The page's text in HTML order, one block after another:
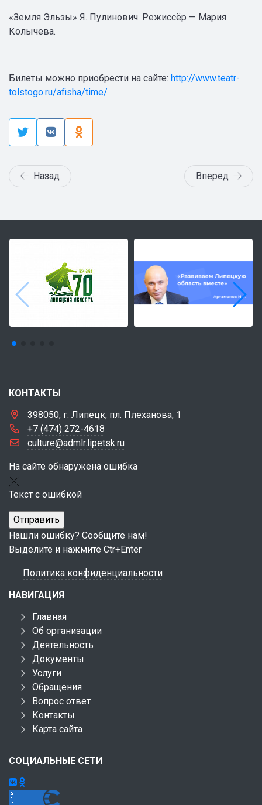
«Земля Эльзы» Я. Пулинович. Режиссёр — Мария
Колычева.
Билеты можно приобрести на сайте: http://www.teatr-
tolstogo.ru/afisha/time/
Назад Вперед
КОНТАКТЫ
398050, г. Липецк, пл. Плеханова, 1
+7 (474) 272-4618
culture@admlr.lipetsk.ru
На сайте обнаружена ошибка
Текст с ошибкой
Нашли ошибку? Сообщите нам!
Выделите и нажмите Ctr+Enter
Политика конфиденциальности
НАВИГАЦИЯ
Главная
Об организации
Деятельность
Документы
Услуги
Обращения
Вопрос ответ
Контакты
Карта сайта
СОЦИАЛЬНЫЕ СЕТИ